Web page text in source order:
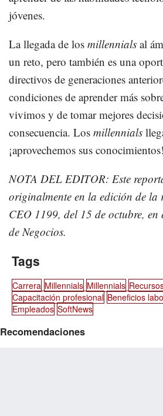
jóvenes.
La llegada de los millennials al
un reto, pero también es una
directivos de generaciones
condiciones de aprender más
vivimos y de tomar mejores
consecuencia. Los millennials
¡aprovechemos sus conocimientos!
NOTA DEL EDITOR: Este
originalmente en la edición de la
CEO 1199, del 15 de octubre, en
de Negocios.
Tags
Carrera Millennials Millennials
Capacitación profesional Beneficios
Empleados SoftNews
Recomendaciones